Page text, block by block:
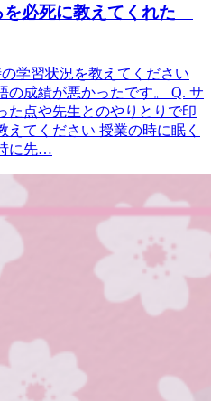
を必死に教えてくれた
学習状況を教えてください
の成績が悪かったです。 Q. サ
た点や先生とのやりとりで印
えてください 授業の時に眠く
に先…